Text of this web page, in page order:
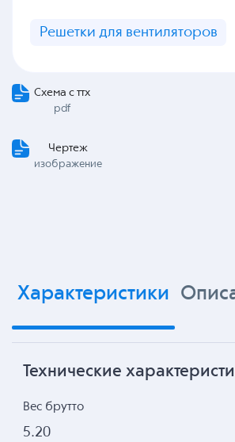
Решетки для вентиляторов
Схема с ттх
pdf
Чертеж
изображение
Характеристики
Технические
Вес брутто
5.20